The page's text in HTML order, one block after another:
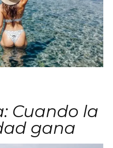
Cuando la
gana